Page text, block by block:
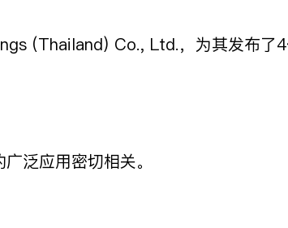
(Thailand) Co., Ltd.，为其发布了
泛应用密切相关。